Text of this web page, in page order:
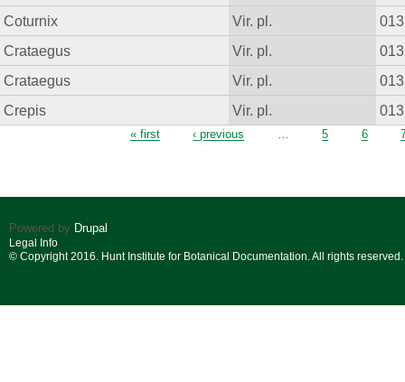
Coturnix
Vir. pl.
013
Crataegus
Vir. pl.
013
Crataegus
Vir. pl.
013
Crepis
Vir. pl. 013
« first ‹ previous … 5 6
Powered by Drupal
Legal Info
© Copyright 2016. Hunt Institute for Botanical Documentation. All rights reserved.